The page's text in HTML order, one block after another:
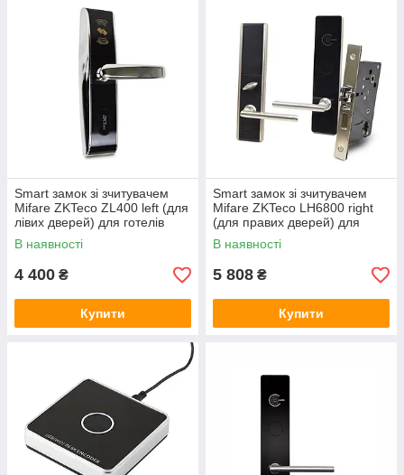
Smart замок зі зчитувачем
Mifare ZKTeco ZL400 left (для
лівих дверей) для готелів
В наявності
4 400 ₴
Купити
Smart замок зі зчитувачем
Mifare ZKTeco LH6800 right
(для правих дверей) для
готелів
В наявності
5 808 ₴
Купити